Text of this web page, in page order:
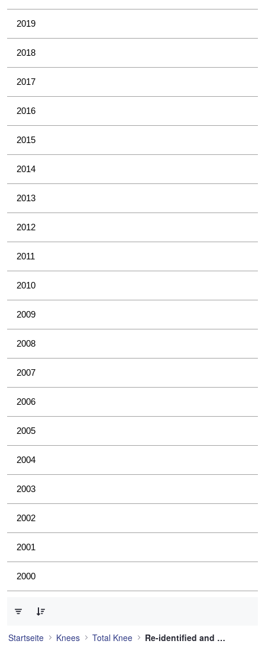
2019
2018
2017
2016
2015
2014
2013
2012
2011
2010
2009
2008
2007
2006
2005
2004
2003
2002
2001
2000
Startseite Knees Total Knee Re-identified and still used